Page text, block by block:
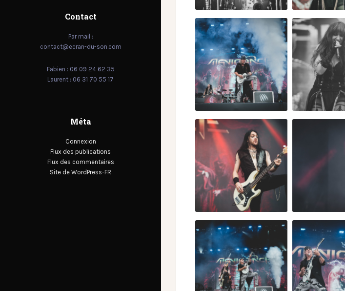
Contact
Par mail :
contact@ecran-du-son.com
Fabien : 06 09 24 62 35
Laurent : 06 31 70 55 17
Méta
Connexion
Flux des publications
Flux des commentaires
Site de WordPress-FR